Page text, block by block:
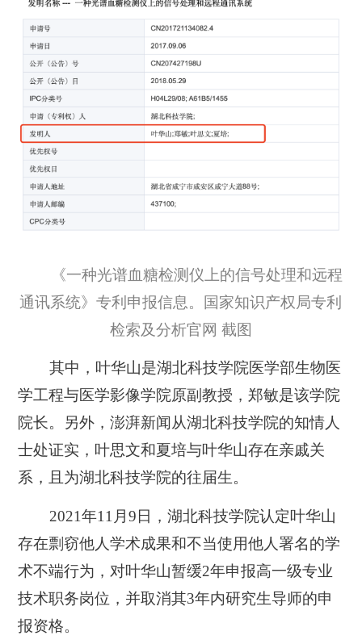
《一种光谱血糖检测仪上的信号处理和远程
通讯系统》专利申报信息。国家知识产权局专利
检索及分析官网 截图
其中，叶华山是湖北科技学院医学部生物医
学工程与医学影像学院原副教授，郑敏是该学院
院长。另外，澎湃新闻从湖北科技学院的知情人
士处证实，叶思文和夏培与叶华山存在亲戚关
系，且为湖北科技学院的往届生。
2021年11月9日，湖北科技学院认定叶华山
存在剽窃他人学术成果和不当使用他人署名的学
术不端行为，对叶华山暂缓2年申报高一级专业
技术职务岗位，并取消其3年内研究生导师的申
报资格。